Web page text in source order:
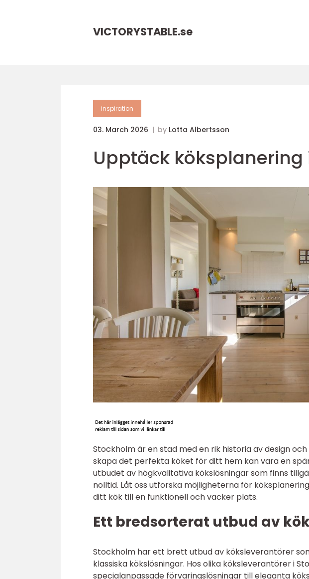
VICTORYSTABLE.se
inspiration
03. March 2026 by Lotta Albertsson
Upptäck köksplanering
Stockholm är en stad med en rik historia av design
skapa det perfekta köket för ditt hem kan vara en
utbudet av högkvalitativa kökslösningar som finns
nolltid. Låt oss utforska möjligheterna för
ditt kök till en funktionell och vacker plats.
Ett bredsorterat utbud av
Stockholm har ett brett utbud av köksleverantörer
klassiska kökslösningar. Hos olika köksleverantörer i
specialanpassade förvaringslösningar till eleganta